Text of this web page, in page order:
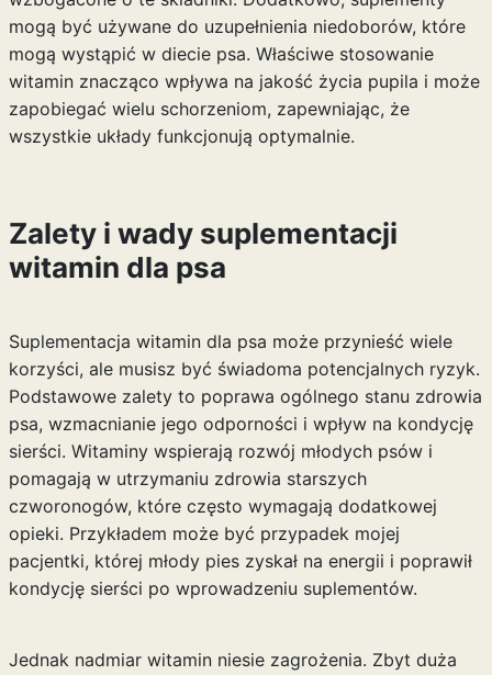
mogą być używane do uzupełnienia niedoborów, które
mogą wystąpić w diecie psa. Właściwe stosowanie
witamin znacząco wpływa na jakość życia pupila i może
zapobiegać wielu schorzeniom, zapewniając, że
wszystkie układy funkcjonują optymalnie.
Zalety i wady suplementacji
witamin dla psa
Suplementacja witamin dla psa może przynieść wiele
korzyści, ale musisz być świadoma potencjalnych ryzyk.
Podstawowe zalety to poprawa ogólnego stanu zdrowia
psa, wzmacnianie jego odporności i wpływ na kondycję
sierści. Witaminy wspierają rozwój młodych psów i
pomagają w utrzymaniu zdrowia starszych
czworonogów, które często wymagają dodatkowej
opieki. Przykładem może być przypadek mojej
pacjentki, której młody pies zyskał na energii i poprawił
kondycję sierści po wprowadzeniu suplementów.
Jednak nadmiar witamin niesie zagrożenia. Zbyt duża